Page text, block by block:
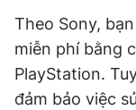
Theo Sony,
miễn phí bằng
PlayStation.
đảm bảo việc